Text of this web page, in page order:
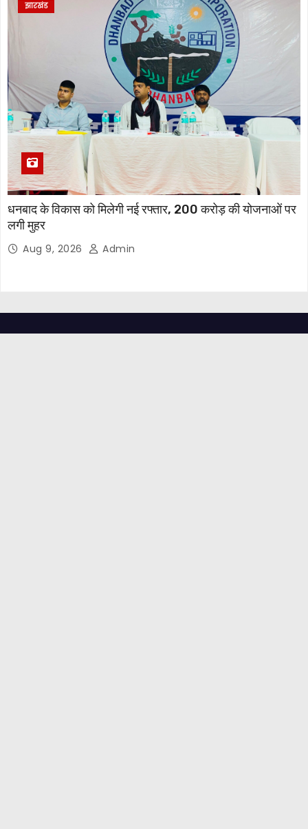
झारखंड
धनबाद के विकास को मिलेगी नई रफ्तार, 200 करोड़ की योजनाओं पर
लगी मुहर
Aug 9, 2026 Admin